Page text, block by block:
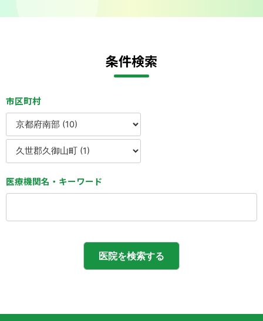
条件検索
市区町村
医療機関名・キーワード